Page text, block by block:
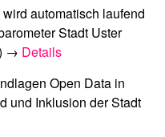
automatisch laufend
Stadt Uster
→ Details
Open Data in
und Inklusion der Stadt